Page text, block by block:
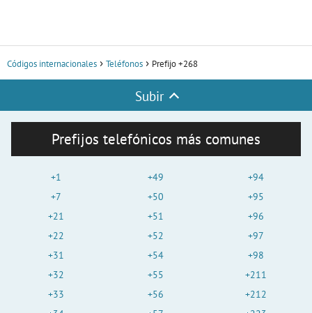
Códigos internacionales Teléfonos Prefijo +268
Subir
Prefijos telefónicos más comunes
+1
+7
+21
+22
+31
+32
+33
+49
+50
+51
+52
+54
+55
+56
+94
+95
+96
+97
+98
+211
+212